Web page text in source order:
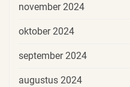
november 2024
oktober 2024
september 2024
augustus 2024